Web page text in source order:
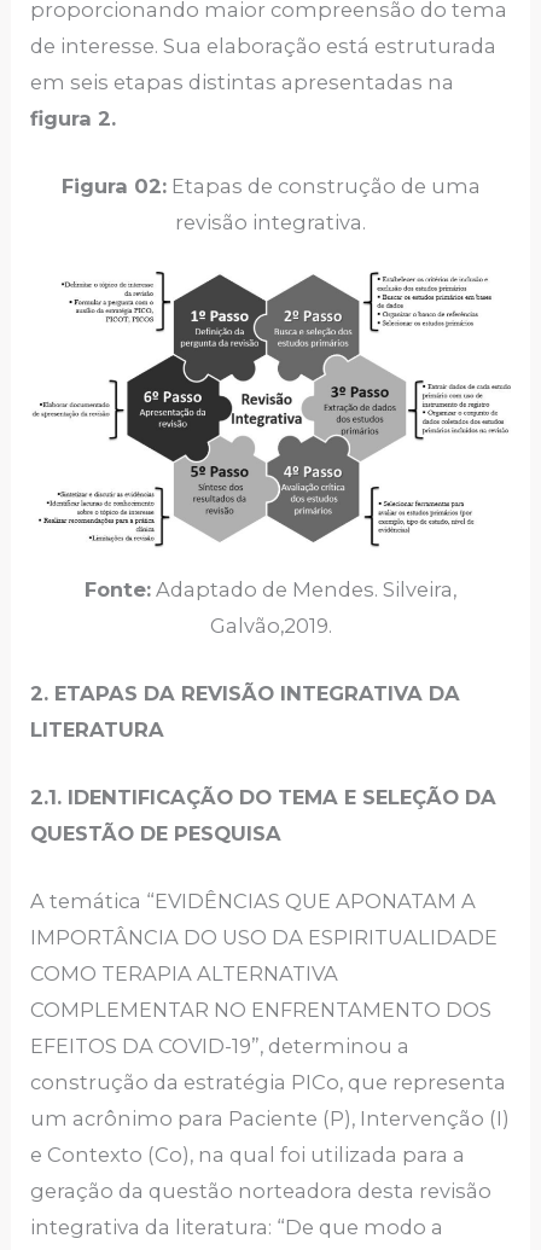
proporcionando maior compreensão do tema
de interesse. Sua elaboração está estruturada
em seis etapas distintas apresentadas na
figura 2.
Figura 02:Etapas de construção de uma
revisão integrativa.
Fonte: Adaptado de Mendes. Silveira,
Galvão,2019.
2. ETAPAS DA REVISÃO INTEGRATIVA DA
LITERATURA
2.1. IDENTIFICAÇÃO DO TEMA E SELEÇÃO DA
QUESTÃO DE PESQUISA
A temática “EVIDÊNCIAS QUE APONATAM A
IMPORTÂNCIA DO USO DA ESPIRITUALIDADE
COMO TERAPIA ALTERNATIVA
COMPLEMENTAR NO ENFRENTAMENTO DOS
EFEITOS DA COVID-19”, determinou a
construção da estratégia PICo, que representa
um acrônimo para Paciente (P), Intervenção (I)
e Contexto (Co), na qual foi utilizada para a
geração da questão norteadora desta revisão
integrativa da literatura: “De que modo a